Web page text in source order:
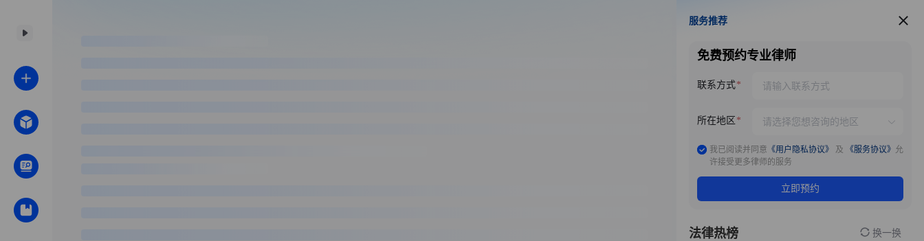
服务推荐
服务推荐
免费预约专业律师
联系方式
所在地区
我已阅读并同意 《用户隐私协议》 及 《服务协议》 允
许接受更多律师的服务
立即预约
法律热榜 换一换